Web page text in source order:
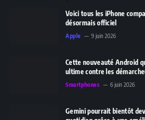
Voici tous les iPhone
désormais officiel
Apple 9 juin 2026
Cette nouveauté Android
ultime contre les
Smartphones 6 juin 2026
Gemini pourrait bientôt